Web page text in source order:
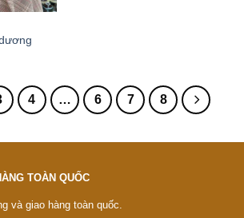
4 … 6 7 8
TOÀN QUỐC
và giao hàng toàn quốc.